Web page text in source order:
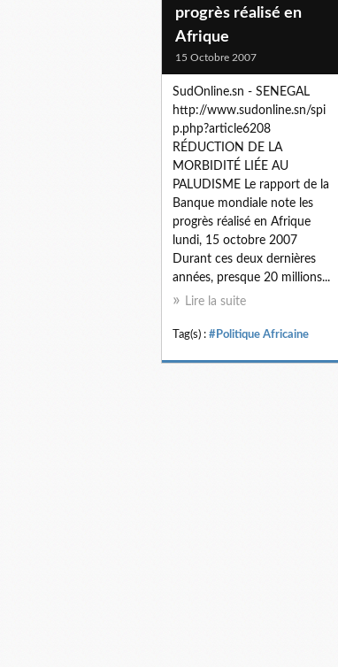
progrès réalisé en
Afrique
15 Octobre 2007
SudOnline.sn - SENEGAL
http://www.sudonline.sn/spi
p.php?article6208
RÉDUCTION DE LA
MORBIDITÉ LIÉE AU
PALUDISME Le rapport de la
Banque mondiale note les
progrès réalisé en Afrique
lundi, 15 octobre 2007
Durant ces deux dernières
années, presque 20 millions...
Lire la suite
Tag(s) : #Politique Africaine